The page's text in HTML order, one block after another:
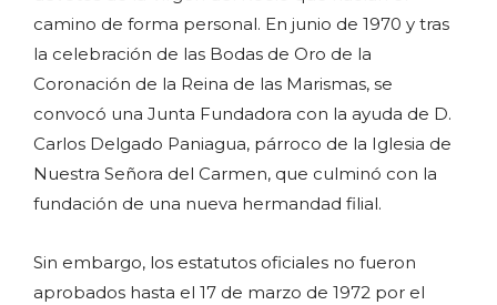
camino de forma personal. En junio de 1970 y tras
la celebración de las Bodas de Oro de la
Coronación de la Reina de las Marismas, se
convocó una Junta Fundadora con la ayuda de D.
Carlos Delgado Paniagua, párroco de la Iglesia de
Nuestra Señora del Carmen, que culminó con la
fundación de una nueva hermandad filial.
Sin embargo, los estatutos oficiales no fueron
aprobados hasta el 17 de marzo de 1972 por el